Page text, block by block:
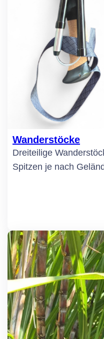
Wanderstöcke
Dreiteilige
Spitzen je nach